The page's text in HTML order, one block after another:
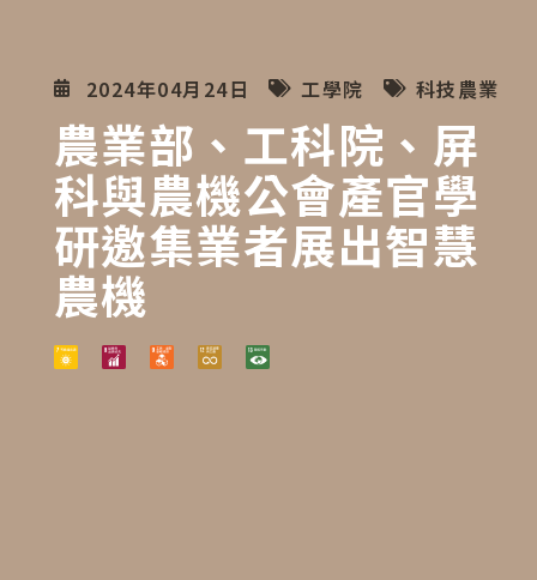
2024年04月24日 工學院 科技農業
農業部、工科院、屏
科與農機公會產官學
研邀集業者展出智慧
農機